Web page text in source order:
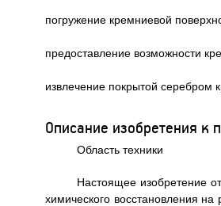
погружение кремниевой
предоставление возможности
извлечение покрытой серебром
Описание изобретения к
Область техники
Настоящее изобретение
химического восстановления